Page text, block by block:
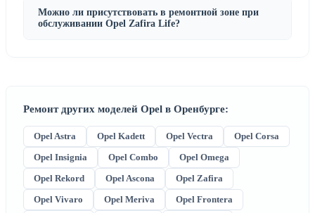
Можно ли присутствовать в ремонтной зоне при
обслуживании Opel Zafira Life?
Ремонт других моделей Opel в Оренбурге:
Opel Astra Opel Kadett Opel Vectra
Opel Corsa
Opel Insignia
Opel Combo
Opel Omega
Opel Rekord
Opel Ascona
Opel Zafira
Opel Vivaro
Opel Meriva Opel Frontera